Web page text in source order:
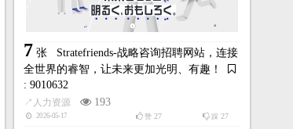
7 张 Stratefriends-战略咨询招聘网站，连接
全世界的睿智，让未来更加光明、有趣！
: 9010632
↗ 人力资源 193
2026-05-17 踩 27
赞27